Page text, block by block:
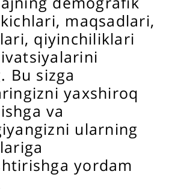
maqsadlari,
qiyinchiliklari
Bu sizga
yaxshiroq
va
ularning
yordam